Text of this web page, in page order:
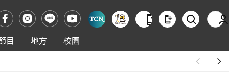
目 地方
校園